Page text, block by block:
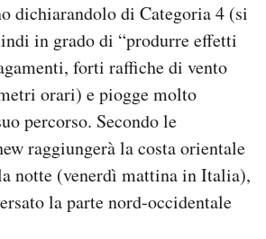
dichiarandolo di Categoria 4 (si
in grado di “produrre effetti
forti raffiche di vento
orari) e piogge molto
percorso. Secondo le
raggiungerà la costa orientale
notte (venerdì mattina in Italia),
la parte nord-occidentale